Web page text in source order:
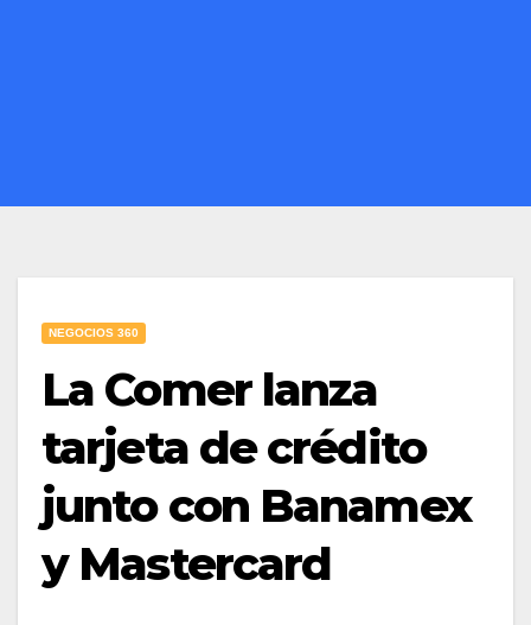
NEGOCIOS 360
La Comer lanza
tarjeta de crédito
junto con Banamex
y Mastercard